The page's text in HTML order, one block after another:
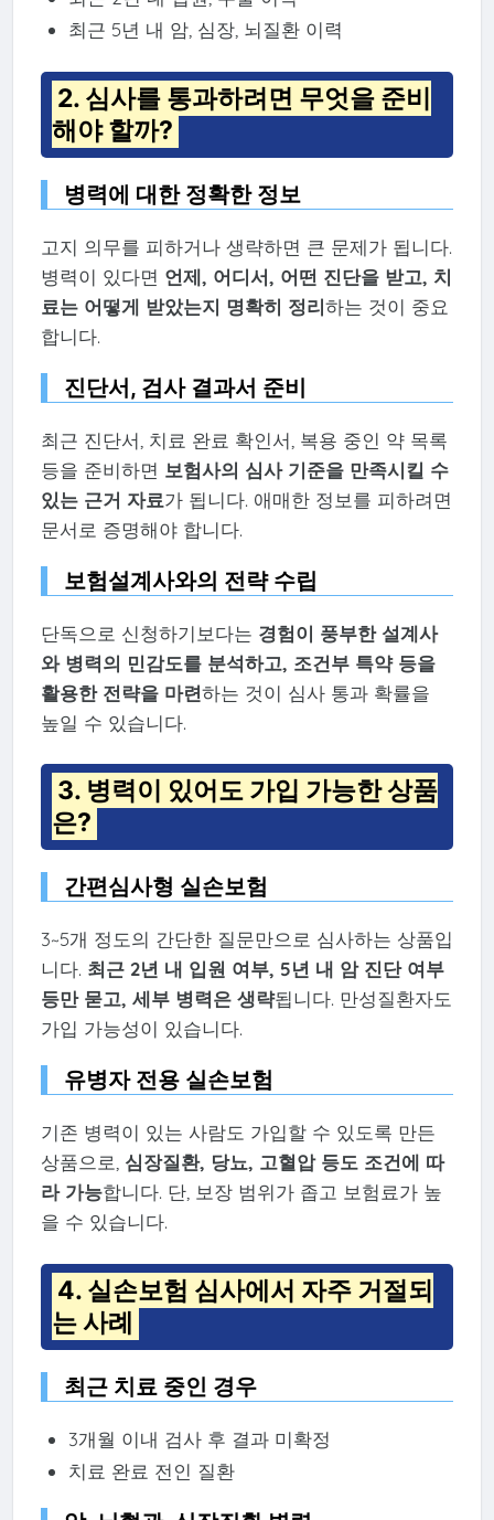
최근 5년 내 암, 심장, 뇌질환 이력
2. 심사를 통과하려면 무엇을 준비
해야 할까?
병력에 대한 정확한 정보
고지 의무를 피하거나 생략하면 큰 문제가 됩니다.
병력이 있다면 언제, 어디서, 어떤 진단을 받고, 치
료는 어떻게 받았는지 명확히 정리하는 것이 중요
합니다.
진단서, 검사 결과서 준비
최근 진단서, 치료 완료 확인서, 복용 중인 약 목록
등을 준비하면 보험사의 심사 기준을 만족시킬 수
있는 근거 자료가 됩니다. 애매한 정보를 피하려면
문서로 증명해야 합니다.
보험설계사와의 전략 수립
단독으로 신청하기보다는 경험이 풍부한 설계사
와 병력의 민감도를 분석하고, 조건부 특약 등을
활용한 전략을 마련하는 것이 심사 통과 확률을
높일 수 있습니다.
3. 병력이 있어도 가입 가능한 상품
은?
간편심사형 실손보험
3~5개 정도의 간단한 질문만으로 심사하는 상품입
니다. 최근 2년 내 입원 여부, 5년 내 암 진단 여부
등만 묻고, 세부 병력은 생략됩니다. 만성질환자도
가입 가능성이 있습니다.
유병자 전용 실손보험
기존 병력이 있는 사람도 가입할 수 있도록 만든
상품으로, 심장질환, 당뇨, 고혈압 등도 조건에 따
라 가능합니다. 단, 보장 범위가 좁고 보험료가 높
을 수 있습니다.
4. 실손보험 심사에서 자주 거절되
는 사례
최근 치료 중인 경우
3개월 이내 검사 후 결과 미확정
치료 완료 전인 질환